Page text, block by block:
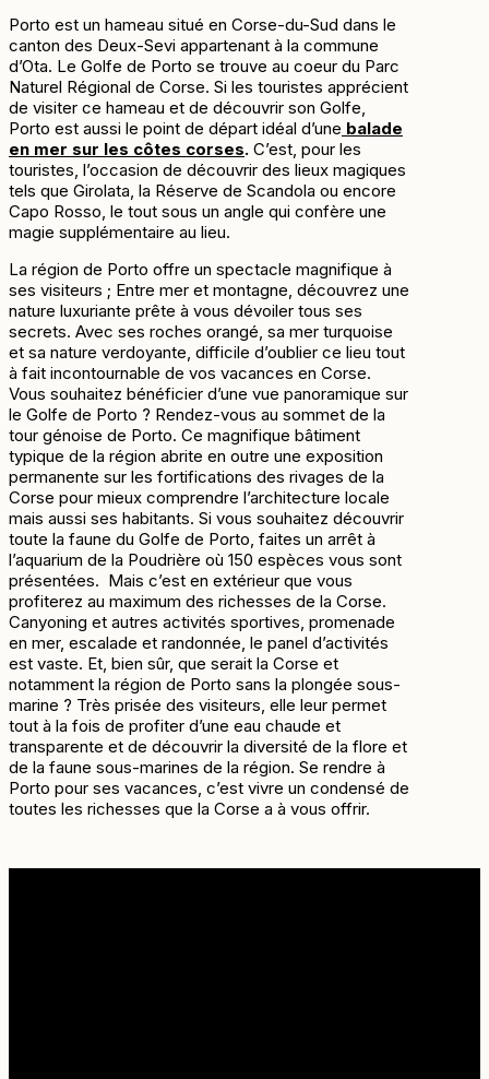
Porto est un hameau situé en Corse-du-Sud dans le
canton des Deux-Sevi appartenant à la commune
d’Ota. Le Golfe de Porto se trouve au coeur du Parc
Naturel Régional de Corse. Si les touristes apprécient
de visiter ce hameau et de découvrir son Golfe,
Porto est aussi le point de départ idéal d’une balade
en mer sur les côtes corses. C’est, pour les
touristes, l’occasion de découvrir des lieux magiques
tels que Girolata, la Réserve de Scandola ou encore
Capo Rosso, le tout sous un angle qui confère une
magie supplémentaire au lieu.
La région de Porto offre un spectacle magnifique à
ses visiteurs ; Entre mer et montagne, découvrez une
nature luxuriante prête à vous dévoiler tous ses
secrets. Avec ses roches orangé, sa mer turquoise
et sa nature verdoyante, difficile d’oublier ce lieu tout
à fait incontournable de vos vacances en Corse.
Vous souhaitez bénéficier d’une vue panoramique sur
le Golfe de Porto ? Rendez-vous au sommet de la
tour génoise de Porto. Ce magnifique bâtiment
typique de la région abrite en outre une exposition
permanente sur les fortifications des rivages de la
Corse pour mieux comprendre l’architecture locale
mais aussi ses habitants. Si vous souhaitez découvrir
toute la faune du Golfe de Porto, faites un arrêt à
l’aquarium de la Poudrière où 150 espèces vous sont
présentées. Mais c’est en extérieur que vous
profiterez au maximum des richesses de la Corse.
Canyoning et autres activités sportives, promenade
en mer, escalade et randonnée, le panel d’activités
est vaste. Et, bien sûr, que serait la Corse et
notamment la région de Porto sans la plongée sous-
marine ? Très prisée des visiteurs, elle leur permet
tout à la fois de profiter d’une eau chaude et
transparente et de découvrir la diversité de la flore et
de la faune sous-marines de la région. Se rendre à
Porto pour ses vacances, c’est vivre un condensé de
toutes les richesses que la Corse a à vous offrir.